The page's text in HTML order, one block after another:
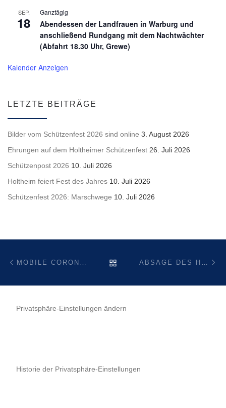
SEP.
18
Ganztägig
Abendessen der Landfrauen in Warburg und
anschließend Rundgang mit dem Nachtwächter
(Abfahrt 18.30 Uhr, Grewe)
Kalender Anzeigen
LETZTE BEITRÄGE
Bilder vom Schützenfest 2026 sind online 3. August 2026
Ehrungen auf dem Holtheimer Schützenfest 26. Juli 2026
Schützenpost 2026 10. Juli 2026
Holtheim feiert Fest des Jahres 10. Juli 2026
Schützenfest 2026: Marschwege 10. Juli 2026
BeitragsnavigationZURÜCK ZUR
Privatsphäre-Einstellungen ändern
Historie der Privatsphäre-Einstellungen